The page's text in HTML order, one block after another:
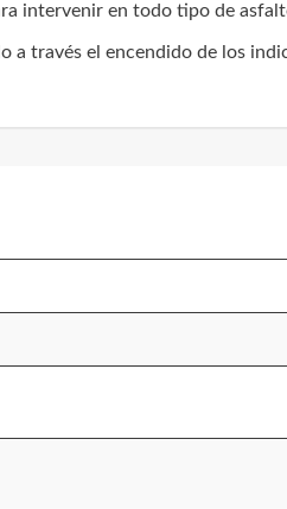
intervenir en todo tipo de
a través el encendido de los